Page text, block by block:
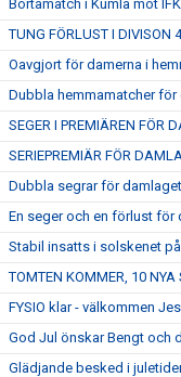
Bortamatch i Kumla mot
TUNG FÖRLUST I DIVISON
Oavgjort för damerna i
Dubbla hemmamatcher för
SEGER I PREMIÄREN FÖR
SERIEPREMIÄR FÖR
Dubbla segrar för
En seger och en förlust för
Stabil insatts i solskenet
TOMTEN KOMMER, 10 NYA
FYSIO klar - välkommen
God Jul önskar Bengt och
Glädjande besked i